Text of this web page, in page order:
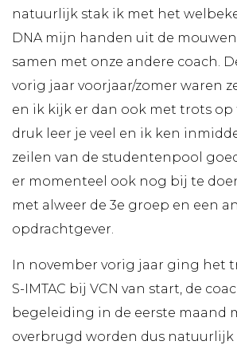
natuurlijk stak ik met het
DNA mijn handen uit de
samen met onze andere coach.
vorig jaar voorjaar/zomer waren
en ik kijk er dan ook met trots op
druk leer je veel en ik ken
zeilen van de studentenpool
er momenteel ook nog bij te
met alweer de 3e groep en een
opdrachtgever.
In november vorig jaar ging het
S-IMTAC bij VCN van start, de
begeleiding in de eerste maand
overbrugd worden dus natuurlijk